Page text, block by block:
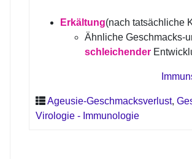
Erkältung(nach tatsächliche
Ähnliche Geschmacks-
schleichender
Ageusie-Geschmacksverlust,
Virologie - Immunologie